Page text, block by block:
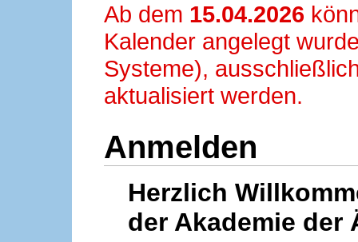
Ab dem 15.04.2026
Kalender angelegt
Systeme),
aktualisiert werden.
Anmelden
Herzlich
der Akademie der